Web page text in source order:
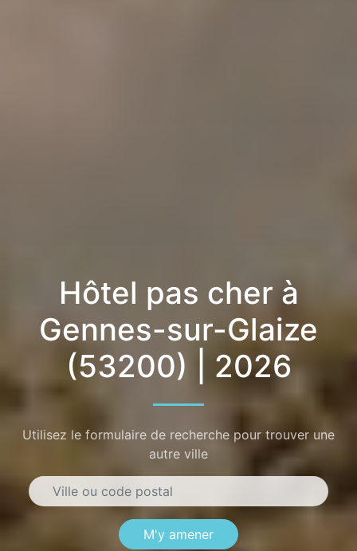
Hôtel pas cher à
Gennes-sur-Glaize
(53200) | 2026
Utilisez le formulaire de recherche pour trouver une
autre ville
M'y amener